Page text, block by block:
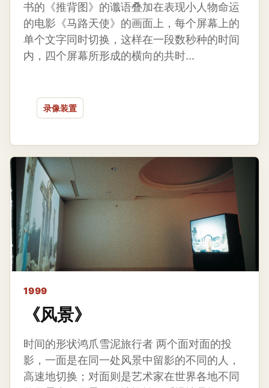
书的《推背图》的谶语叠加在表现小人物命运
的电影《马路天使》的画面上，每个屏幕上的
单个文字同时切换，这样在一段数秒种的时间
内，四个屏幕所形成的横向的共时...
录像装置
1999
《风景》
时间的形状鸿爪雪泥旅行者 两个面对面的投
影，一面是在同一处风景中留影的不同的人，
高速地切换；对面则是艺术家在世界各地不同